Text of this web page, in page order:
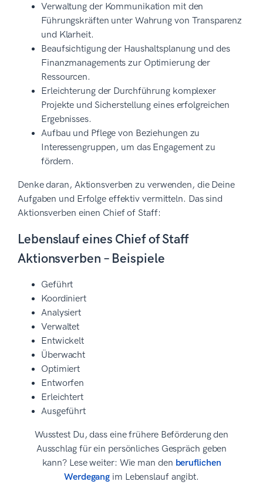
Verwaltung der Kommunikation mit den
Führungskräften unter Wahrung von Transparenz
und Klarheit.
Beaufsichtigung der Haushaltsplanung und des
Finanzmanagements zur Optimierung der
Ressourcen.
Erleichterung der Durchführung komplexer
Projekte und Sicherstellung eines erfolgreichen
Ergebnisses.
Aufbau und Pflege von Beziehungen zu
Interessengruppen, um das Engagement zu
fördern.
Denke daran, Aktionsverben zu verwenden, die Deine
Aufgaben und Erfolge effektiv vermitteln. Das sind
Aktionsverben einen Chief of Staff:
Lebenslauf eines Chief of Staff
Aktionsverben – Beispiele
Geführt
Koordiniert
Analysiert
Verwaltet
Entwickelt
Überwacht
Optimiert
Entworfen
Erleichtert
Ausgeführt
Wusstest Du, dass eine frühere Beförderung den
Ausschlag für ein persönliches Gespräch geben
kann? Lese weiter: Wie man den beruflichen
Werdegang im Lebenslauf angibt.